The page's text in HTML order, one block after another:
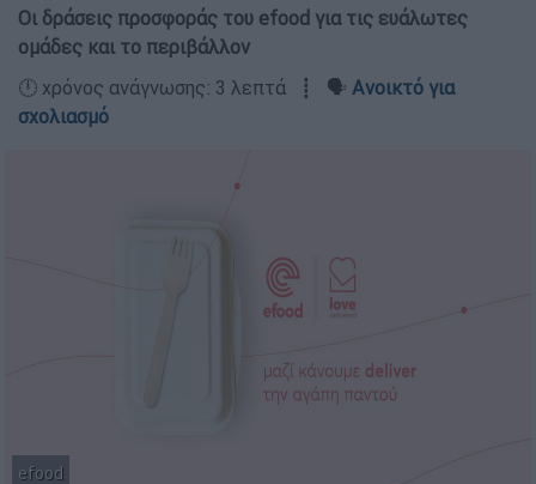
Οι δράσεις προσφοράς του efood για τις ευάλωτες
ομάδες και το περιβάλλον
🕛 χρόνος ανάγνωσης: 3 λεπτά ┋ 🗣️ Ανοικτό για
σχολιασμό
efood